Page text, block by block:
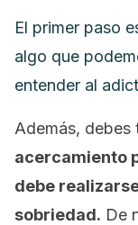
El primer paso
algo que
entender al
Además, debes
acercamiento
debe
sobriedad. De